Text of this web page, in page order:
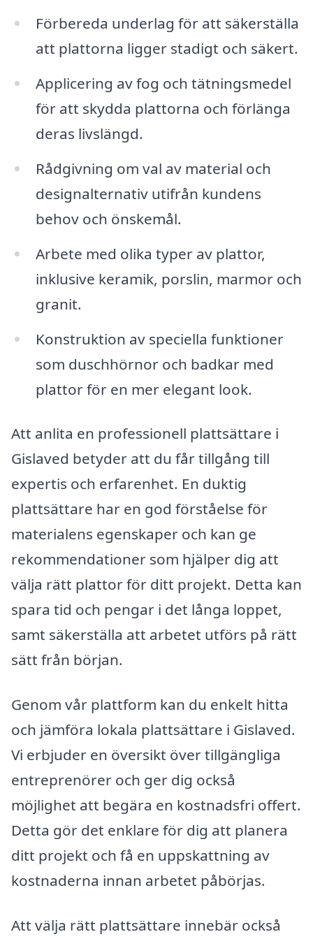
Förbereda underlag för att säkerställa
att plattorna ligger stadigt och säkert.
Applicering av fog och tätningsmedel
för att skydda plattorna och förlänga
deras livslängd.
Rådgivning om val av material och
designalternativ utifrån kundens
behov och önskemål.
Arbete med olika typer av plattor,
inklusive keramik, porslin, marmor och
granit.
Konstruktion av speciella funktioner
som duschhörnor och badkar med
plattor för en mer elegant look.
Att anlita en professionell plattsättare i
Gislaved betyder att du får tillgång till
expertis och erfarenhet. En duktig
plattsättare har en god förståelse för
materialens egenskaper och kan ge
rekommendationer som hjälper dig att
välja rätt plattor för ditt projekt. Detta kan
spara tid och pengar i det långa loppet,
samt säkerställa att arbetet utförs på rätt
sätt från början.
Genom vår plattform kan du enkelt hitta
och jämföra lokala plattsättare i Gislaved.
Vi erbjuder en översikt över tillgängliga
entreprenörer och ger dig också
möjlighet att begära en kostnadsfri offert.
Detta gör det enklare för dig att planera
ditt projekt och få en uppskattning av
kostnaderna innan arbetet påbörjas.
Att välja rätt plattsättare innebär också